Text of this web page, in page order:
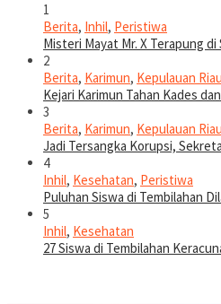
1
Berita, Inhil, Peristiwa
Misteri Mayat Mr. X Terapung
2
Berita, Karimun, Kepulauan Riau
Kejari Karimun Tahan Kades
3
Berita, Karimun, Kepulauan Riau
Jadi Tersangka Korupsi,
4
Inhil, Kesehatan, Peristiwa
Puluhan Siswa di Tembilahan
5
Inhil, Kesehatan
27 Siswa di Tembilahan